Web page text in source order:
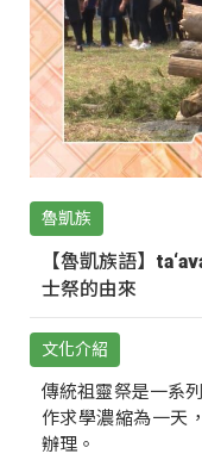
魯凱族
【魯凱族語】
士祭的由來
文化介紹
傳統祖靈祭是一系
作求學濃縮為一天
辦理。